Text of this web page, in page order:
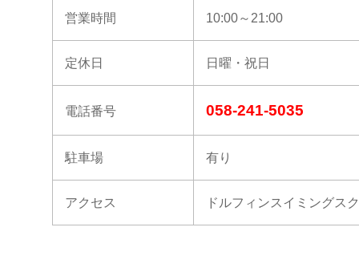
営業時間 10:00～21:00
定休日 日曜・祝日
電話番号 058-241-5035
駐車場 有り
アクセス ドルフィンスイミングス